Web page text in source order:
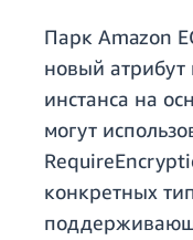
Парк Amazon
новый
инстанса на
могут
конкретных